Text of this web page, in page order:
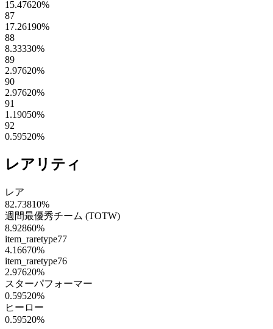
15.47620%
87
17.26190%
88
8.33330%
89
2.97620%
90
2.97620%
91
1.19050%
92
0.59520%
レアリティ
レア
82.73810%
週間最優秀チーム (TOTW)
8.92860%
item_raretype77
4.16670%
item_raretype76
2.97620%
スターパフォーマー
0.59520%
ヒーロー
0.59520%